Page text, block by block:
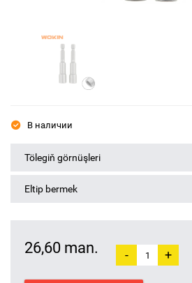
В наличии
Tölegiň görnüşleri
Eltip bermek
26,60 man. - +